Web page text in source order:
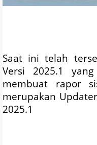
Saat ini telah
Versi 2025.1
membuat rapor
merupakan
2025.1